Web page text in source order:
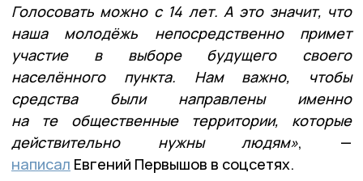
Голосовать можно с 14 лет. А это значит, что
наша молодёжь непосредственно примет
участие в выборе будущего своего
населённого пункта. Нам важно, чтобы
средства были направлены именно
на те общественные территории, которые
действительно нужны людям», —
написал Евгений Первышов в соцсетях.